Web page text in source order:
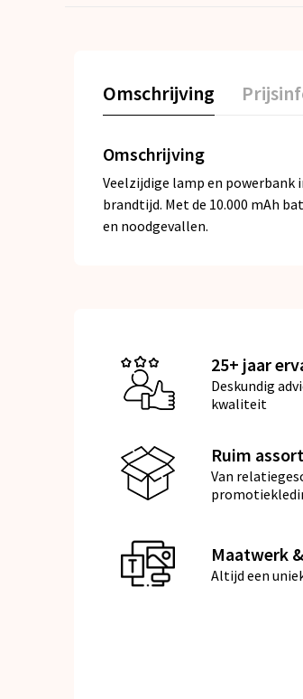
Omschrijving
Omschrijving
Veelzijdige lamp en powerbank
brandtijd. Met de 10.000 mAh
en noodgevallen.
25+ jaar
Deskundig
kwaliteit
Ruim
Van
Maatwerk
Altijd een